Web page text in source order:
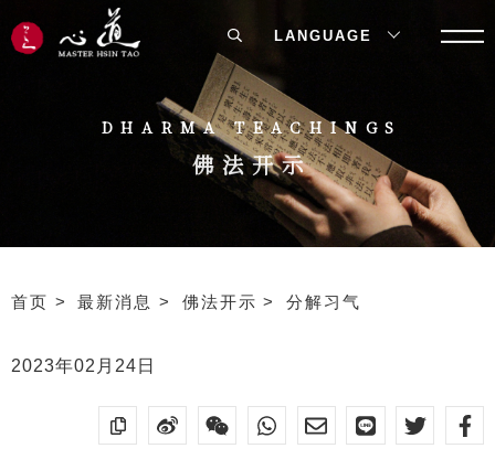
DHARMA TEACHINGS
佛法开示
首页 最新消息 佛法开示 分解习气
2023年02月24日
LANGUAGE